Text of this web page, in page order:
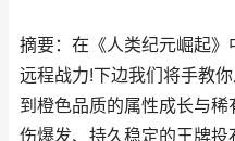
摘要：在《人类纪元崛起
远程战力!下边我们将手教
到橙色品质的属性成长与
伤爆发、持久稳定的王牌